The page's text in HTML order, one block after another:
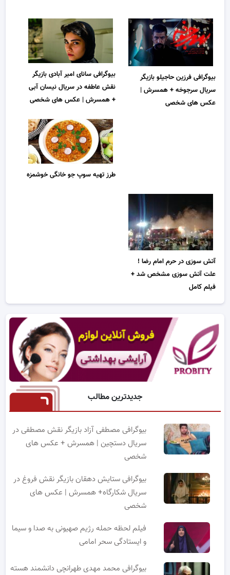
بیوگرافی فرزین حاجیلو بازیگر
سریال سرجوخه + همسرش |
عکس های شخصی
بیوگرافی سانای امیر آبادی بازیگر
نقش عاطفه در سریال نیسان آبی
+ همسرش | عکس های شخصی
طرز تهیه سوپ جو خانگی خوشمزه
آتش سوزی در حرم امام رضا !
علت آتش سوزی مشخص شد +
فیلم کامل
جدیدترین مطالب
بیوگرافی مصطفی آزاد بازیگر نقش مصطفی در
سریال دستچین | همسرش + عکس های
شخصی
بیوگرافی ستایش دهقان بازیگر نقش فروغ در
سریال شکارگاه+ همسرش | عکس های
شخصی
فیلم لحظه حمله رژیم صهیونی به صدا و سیما
و ایستادگی سحر امامی
بیوگرافی محمد مهدی طهرانچی دانشمند هسته